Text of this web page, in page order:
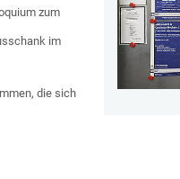
zum
im
die sich